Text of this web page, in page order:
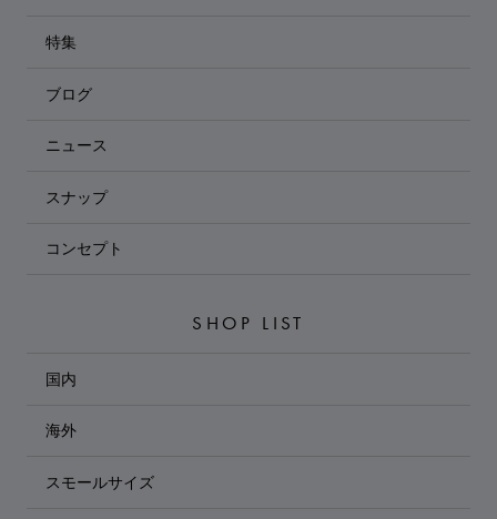
特集
ブログ
ニュース
スナップ
コンセプト
SHOP LIST
国内
海外
スモールサイズ